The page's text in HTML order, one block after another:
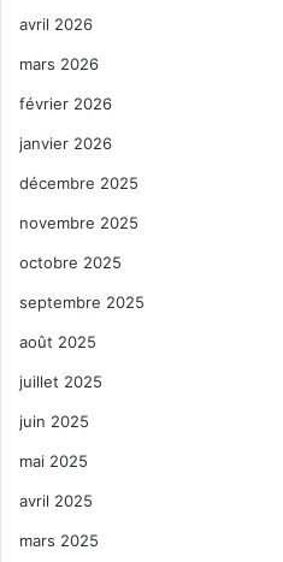
avril 2026
mars 2026
février 2026
janvier 2026
décembre 2025
novembre 2025
octobre 2025
septembre 2025
août 2025
juillet 2025
juin 2025
mai 2025
avril 2025
mars 2025